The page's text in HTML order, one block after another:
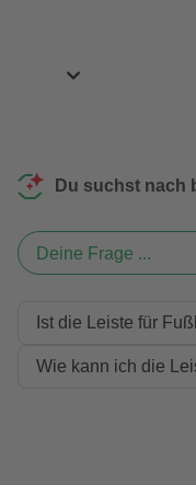
Du suchst nach
Deine Frage ...
Ist die Leiste für
Wie kann ich die